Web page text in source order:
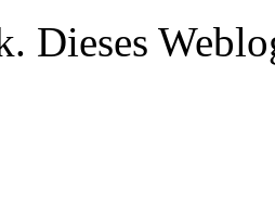
Dieses